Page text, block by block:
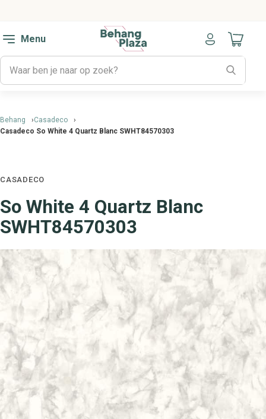
Menu
Naar
Behang
Casadeco
Casadeco So White 4 Quartz Blanc SWHT84570303
CASADECO
So White 4 Quartz Blanc
SWHT84570303